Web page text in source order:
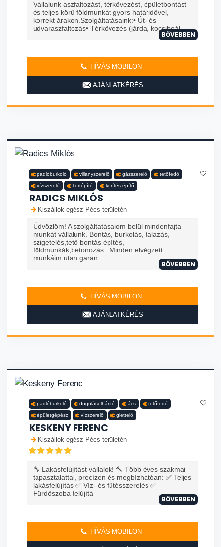
Vállalunk aszfaltozást, térkövezést, épületbontást
és teljes körű földmunkát gyors határidővel,
korrekt árakon.Szolgáltatásaink:• Út- és
udvaraszfaltozás• Térkövezés (járda, kocsibeál...
BŐVEBBEN
HÍVÁS MOBILON
AJÁNLATKÉRÉS
padlóburkoló villanyszerelő gázszerelő tetőfedő
vízszerelő kertépítő kerítés építő
RADICS MIKLÓS
Kiszállok egész Pécs területén
Üdvözlöm! A szolgáltatásaiom belül mindenfajta
munkát vállalunk. Bontás, burkolás, falazás,
szigetelés,tető bontás építés,
földmunkák,betonozás. .Minden elvégzett
munkáim utan garan...
BŐVEBBEN
HÍVÁS MOBILON
AJÁNLATKÉRÉS
padlóburkoló duguláselhárító ács tetőfedő
épületgépész vízszerelő glettelő
KESKENY FERENC
Kiszállok egész Pécs területén
🔧 Lakásfelújítást vállalok! 🔨 Több éves szakmai
tapasztalattal, precízen és megbízhatóan: ✅ Teljes
lakásfelújítás ✅ Víz- és fűtésszerelés ✅
Fürdőszoba felújítá
BŐVEBBEN
HÍVÁS MOBILON